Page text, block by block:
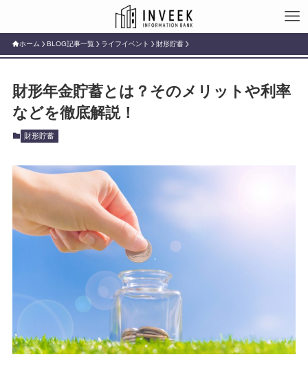
ホーム BLOG記事一覧 ライフイベント 財形貯蓄
財形年金貯蓄とは？そのメリットや利率
などを徹底解説！
財形貯蓄